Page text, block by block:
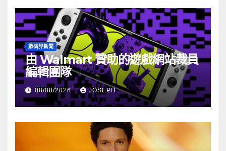
數碼界新聞
由 Walmart 贊助的遊戲網站裁員
編輯團隊
08/08/2026 JOSEPH